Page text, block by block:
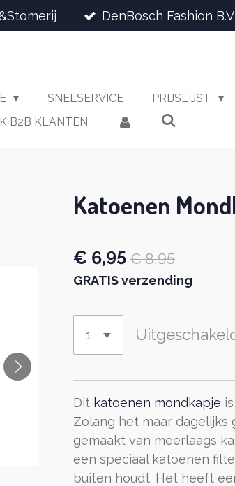
DenBosch Fashion B.V
SNELSERVICE PRIJSLIJST
B2B KLANTEN
Katoenen
€ 6,95 € 8,95
GRATIS verzending
Dit katoenen mondkapje
Zolang het maar dagelijks
gemaakt van meerlaags
een speciaal katoenen
buiten houdt. Het heeft